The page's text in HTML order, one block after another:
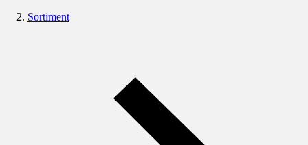
Sortiment